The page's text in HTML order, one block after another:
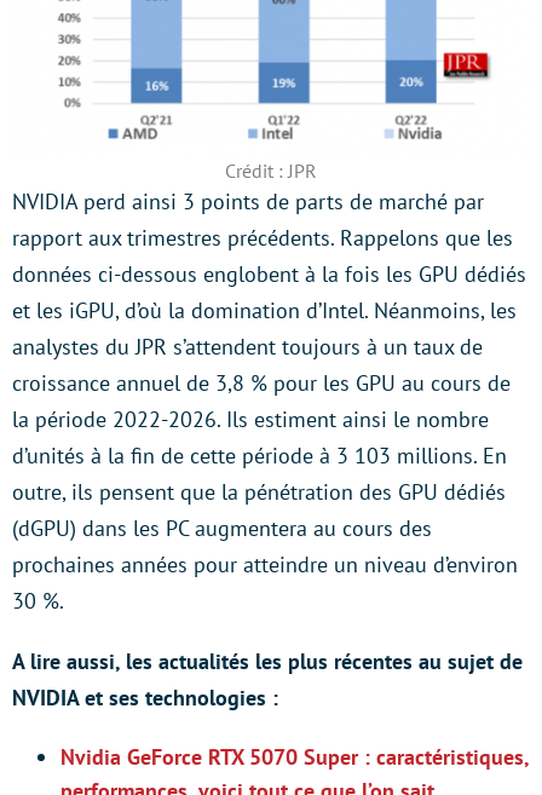
Crédit : JPR
NVIDIA perd ainsi 3 points de parts de marché par
rapport aux trimestres précédents. Rappelons que les
données ci-dessous englobent à la fois les GPU dédiés
et les iGPU, d’où la domination d’Intel. Néanmoins, les
analystes du JPR s’attendent toujours à un taux de
croissance annuel de 3,8 % pour les GPU au cours de
la période 2022-2026. Ils estiment ainsi le nombre
d’unités à la fin de cette période à 3 103 millions. En
outre, ils pensent que la pénétration des GPU dédiés
(dGPU) dans les PC augmentera au cours des
prochaines années pour atteindre un niveau d’environ
30 %.
A lire aussi, les actualités les plus récentes au sujet de
NVIDIA et ses technologies :
Nvidia GeForce RTX 5070 Super : caractéristiques,